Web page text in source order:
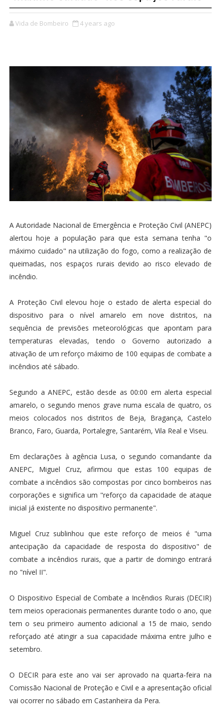
Vida de Bombeiro 4 years ago
A Autoridade Nacional de Emergência e Proteção Civil (ANEPC)
alertou hoje a população para que esta semana tenha "o
máximo cuidado" na utilização do fogo, como a realização de
queimadas, nos espaços rurais devido ao risco elevado de
incêndio.
A Proteção Civil elevou hoje o estado de alerta especial do
dispositivo para o nível amarelo em nove distritos, na
sequência de previsões meteorológicas que apontam para
temperaturas elevadas, tendo o Governo autorizado a
ativação de um reforço máximo de 100 equipas de combate a
incêndios até sábado.
Segundo a ANEPC, estão desde as 00:00 em alerta especial
amarelo, o segundo menos grave numa escala de quatro, os
meios colocados nos distritos de Beja, Bragança, Castelo
Branco, Faro, Guarda, Portalegre, Santarém, Vila Real e Viseu.
Em declarações à agência Lusa, o segundo comandante da
ANEPC, Miguel Cruz, afirmou que estas 100 equipas de
combate a incêndios são compostas por cinco bombeiros nas
corporações e significa um "reforço da capacidade de ataque
inicial já existente no dispositivo permanente".
Miguel Cruz sublinhou que este reforço de meios é "uma
antecipação da capacidade de resposta do dispositivo" de
combate a incêndios rurais, que a partir de domingo entrará
no "nível II".
O Dispositivo Especial de Combate a Incêndios Rurais (DECIR)
tem meios operacionais permanentes durante todo o ano, que
tem o seu primeiro aumento adicional a 15 de maio, sendo
reforçado até atingir a sua capacidade máxima entre julho e
setembro.
O DECIR para este ano vai ser aprovado na quarta-feira na
Comissão Nacional de Proteção e Civil e a apresentação oficial
vai ocorrer no sábado em Castanheira da Pera.